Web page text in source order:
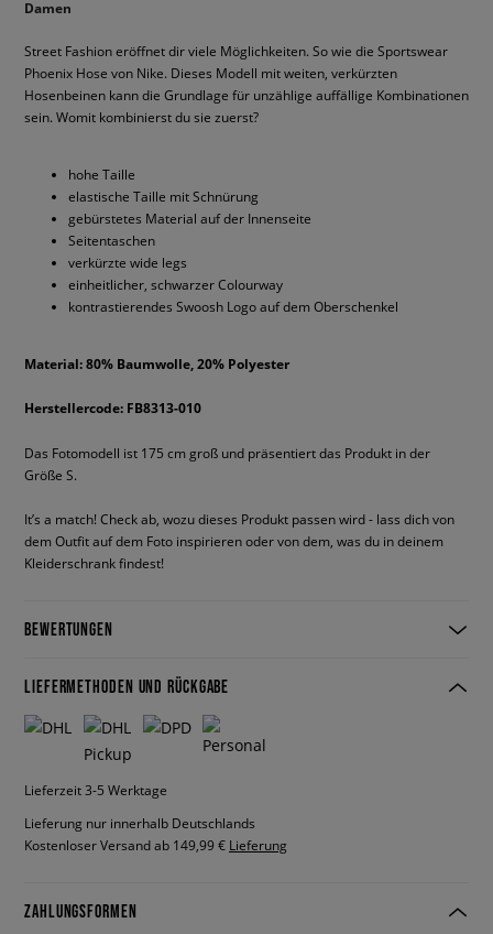
Damen
Street Fashion eröffnet dir viele Möglichkeiten. So wie die Sportswear
Phoenix Hose von Nike. Dieses Modell mit weiten, verkürzten
Hosenbeinen kann die Grundlage für unzählige auffällige Kombinationen
sein. Womit kombinierst du sie zuerst?
hohe Taille
elastische Taille mit Schnürung
gebürstetes Material auf der Innenseite
Seitentaschen
verkürzte wide legs
einheitlicher, schwarzer Colourway
kontrastierendes Swoosh Logo auf dem Oberschenkel
Material: 80% Baumwolle, 20% Polyester
Herstellercode: FB8313-010
Das Fotomodell ist 175 cm groß und präsentiert das Produkt in der
Größe S.
It’s a match! Check ab, wozu dieses Produkt passen wird - lass dich von
dem Outfit auf dem Foto inspirieren oder von dem, was du in deinem
Kleiderschrank findest!
BEWERTUNGEN
LIEFERMETHODEN UND RÜCKGABE
Lieferzeit 3-5 Werktage
Lieferung nur innerhalb Deutschlands
Kostenloser Versand ab 149,99 € Lieferung
ZAHLUNGSFORMEN